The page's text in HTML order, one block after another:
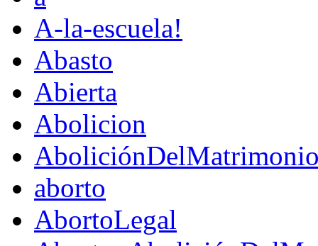
A-la-escuela!
Abasto
Abierta
Abolicion
aborto
AbortoLegal